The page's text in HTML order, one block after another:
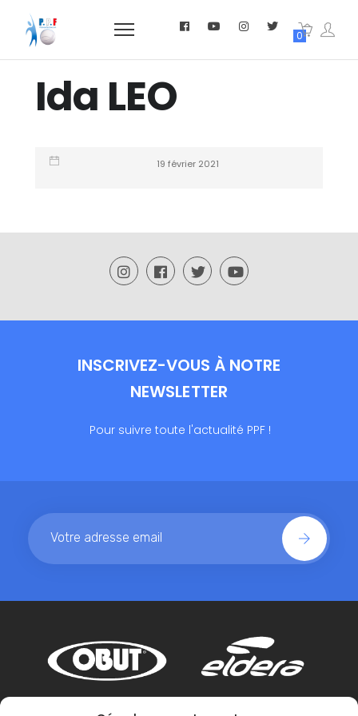
0
Ida LEO
19 février 2021
INSCRIVEZ-VOUS À NOTRE
NEWSLETTER
Pour suivre toute l'actualité PPF !